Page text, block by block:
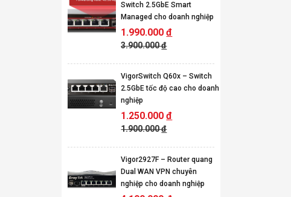
Switch 2.5GbE Smart
Managed cho doanh nghiệp
1.990.000đ
3.900.000đ
VigorSwitch Q60x – Switch
2.5GbE tốc độ cao cho doanh
nghiệp
1.250.000đ
1.900.000đ
Vigor2927F – Router quang
Dual WAN VPN chuyên
nghiệp cho doanh nghiệp